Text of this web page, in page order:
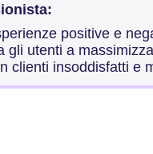
positive e
gli utenti a
clienti insoddisfatti e